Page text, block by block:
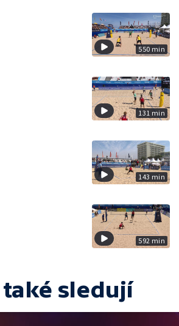
550 min
131 min
143 min
592 min
sledují